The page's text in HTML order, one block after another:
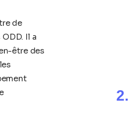
de
Il a
être des